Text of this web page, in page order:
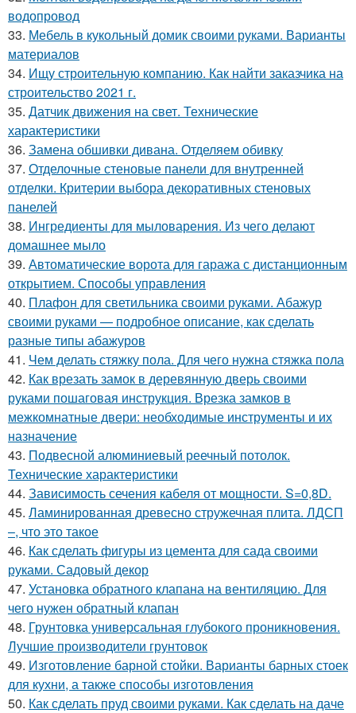
водопровод
33. Мебель в кукольный домик своими руками. Варианты
материалов
34. Ищу строительную компанию. Как найти заказчика на
строительство 2021 г.
35. Датчик движения на свет. Технические
характеристики
36. Замена обшивки дивана. Отделяем обивку
37. Отделочные стеновые панели для внутренней
отделки. Критерии выбора декоративных стеновых
панелей
38. Ингредиенты для мыловарения. Из чего делают
домашнее мыло
39. Автоматические ворота для гаража с дистанционным
открытием. Способы управления
40. Плафон для светильника своими руками. Абажур
своими руками — подробное описание, как сделать
разные типы абажуров
41. Чем делать стяжку пола. Для чего нужна стяжка пола
42. Как врезать замок в деревянную дверь своими
руками пошаговая инструкция. Врезка замков в
межкомнатные двери: необходимые инструменты и их
назначение
43. Подвесной алюминиевый реечный потолок.
Технические характеристики
44. Зависимость сечения кабеля от мощности. S=0,8D.
45. Ламинированная древесно стружечная плита. ЛДСП
–, что это такое
46. Как сделать фигуры из цемента для сада своими
руками. Садовый декор
47. Установка обратного клапана на вентиляцию. Для
чего нужен обратный клапан
48. Грунтовка универсальная глубокого проникновения.
Лучшие производители грунтовок
49. Изготовление барной стойки. Варианты барных стоек
для кухни, а также способы изготовления
50. Как сделать пруд своими руками. Как сделать на даче